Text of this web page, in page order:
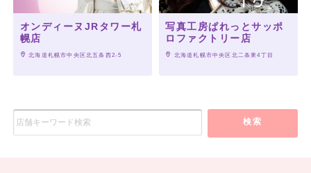
オンディーヌJRタワー札
幌店
北海道札幌市中央区北五条西2-5
写真工房ぱれっとサッポ
ロファクトリー店
北海道札幌市中央区北二条東4丁目
検索